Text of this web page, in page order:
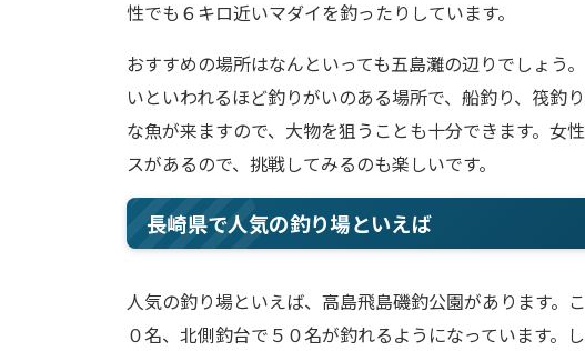
性でも６キロ近いマダイを釣ったりしています。
おすすめの場所はなんといっても五島灘の辺りでしょう
いといわれるほど釣りがいのある場所で、船釣り、筏釣
な魚が来ますので、大物を狙うことも十分できます。女
スがあるので、挑戦してみるのも楽しいです。
長崎県で人気の釣り場といえば
人気の釣り場といえば、高島飛島磯釣公園があります。
０名、北側釣台で５０名が釣れるようになっています。